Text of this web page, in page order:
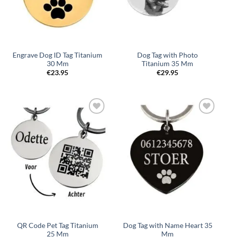
Engrave Dog ID Tag Titanium
30 Mm
€23.95
Dog Tag with Photo
Titanium 35 Mm
€29.95
Toevoegen
aan
verlanglijst
QR Code Pet Tag Titanium
25 Mm
verlanglijst
Dog Tag with Name Heart 35
Mm